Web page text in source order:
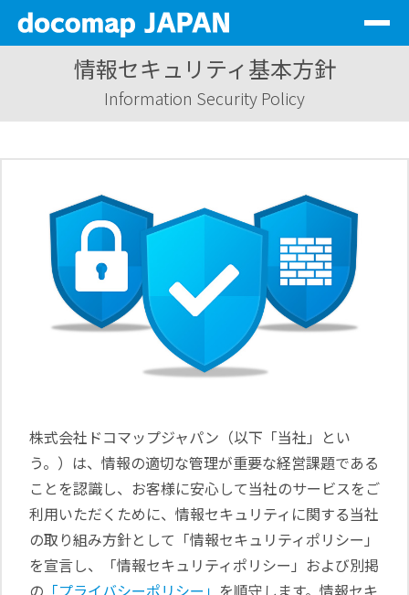
サービス一覧
資料DL
お問い合わせ
ログイン
English
情報セキュリティ基本方針
Information Security Policy
株式会社ドコマップジャパン（以下「当社」とい
う。）は、情報の適切な管理が重要な経営課題である
ことを認識し、お客様に安心して当社のサービスをご
利用いただくために、情報セキュリティに関する当社
の取り組み方針として「情報セキュリティポリシー」
を宣言し、「情報セキュリティポリシー」および別掲